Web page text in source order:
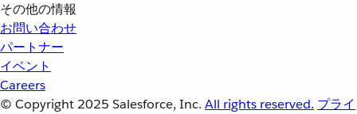
その他の情報
お問い合わせ
パートナー
イベント
Careers
© Copyright 2025 Salesforce, Inc. All rights reserved. プライ